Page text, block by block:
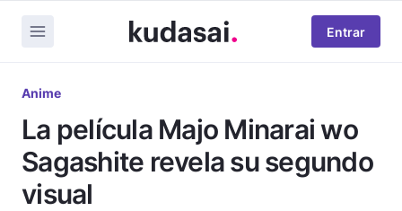
Entrar
Anime
La película Majo Minarai wo
Sagashite revela su segundo
visual